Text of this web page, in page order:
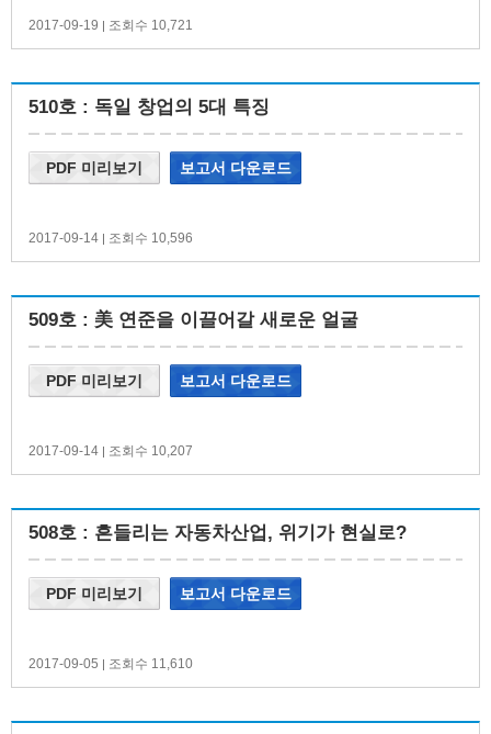
2017-09-19 | 조회수 10,721
510호 : 독일 창업의 5대 특징
2017-09-14 | 조회수 10,596
PDF 미리보기 보고서 다운로드
509호 : 美 연준을 이끌어갈 새로운 얼굴
2017-09-14 | 조회수 10,207
PDF 미리보기 보고서 다운로드
508호 : 흔들리는 자동차산업, 위기가 현실로?
2017-09-05 | 조회수 11,610
PDF 미리보기 보고서 다운로드